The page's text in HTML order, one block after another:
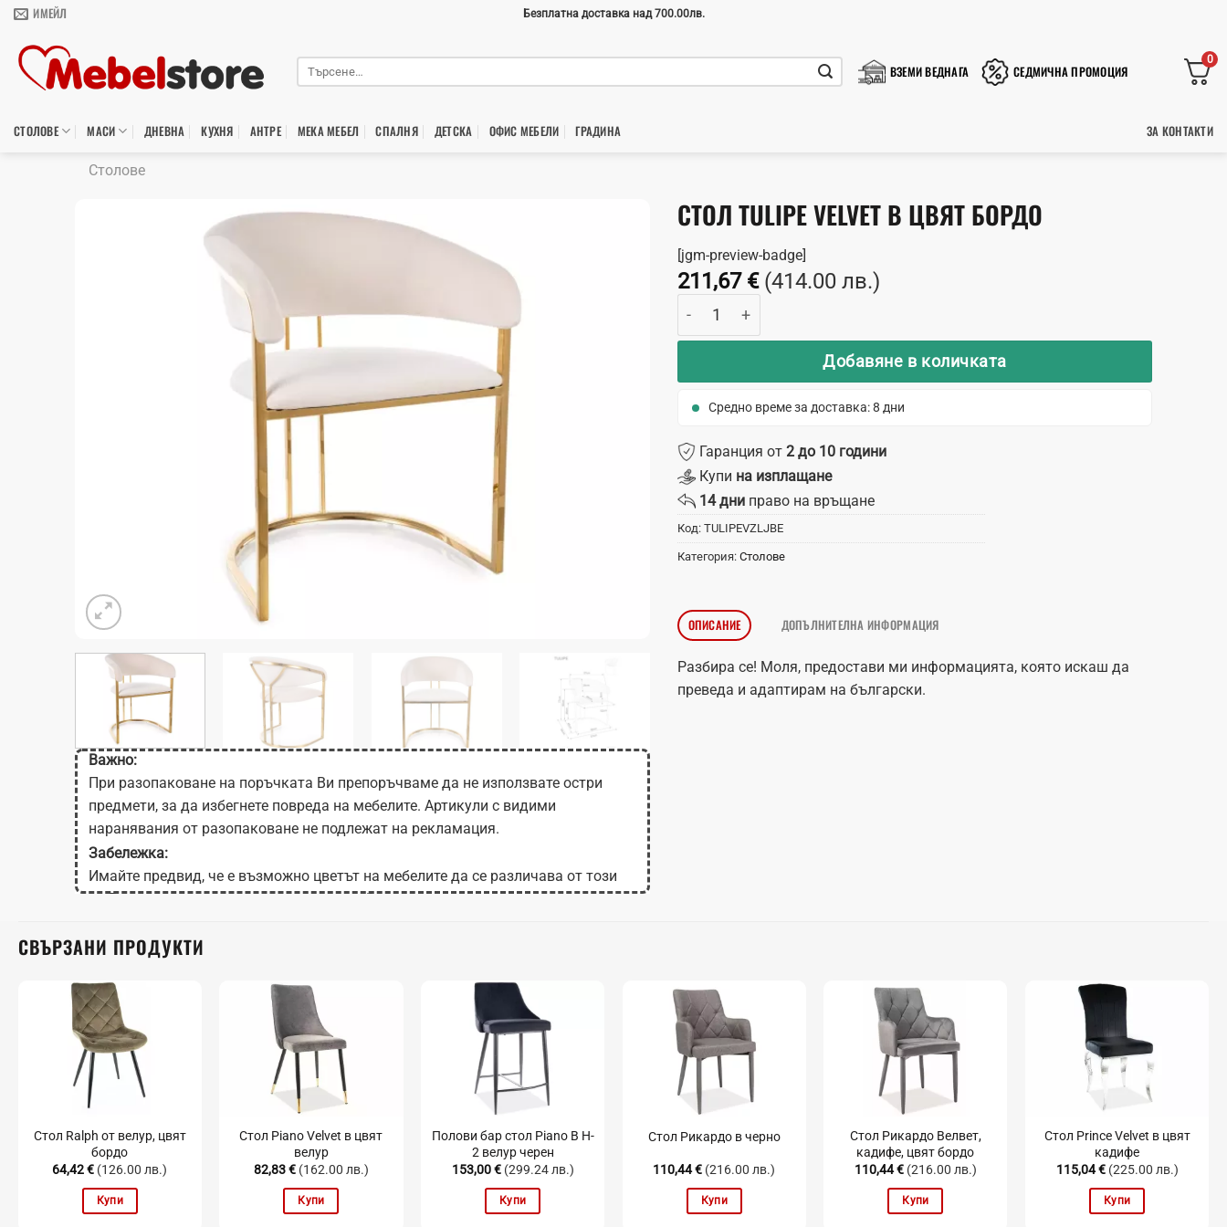
Skip
content
ИМЕЙЛ Безплатна доставка над 700.00лв.
ВЗЕМИ ВЕДНАГА СЕДМИЧНА ПРОМОЦИЯ
0
СТОЛОВЕ МАСИ ДНЕВНА КУХНЯ АНТРЕ МЕКА МЕБЕЛ СПАЛНЯ ДЕТСКА ОФИС МЕБЕЛИ ГРАДИНA ЗА КОНТАКТИ
Столове
Важно:
При разопаковане на поръчката Ви препоръчваме да не използвате остри
предмети, за да избегнете повреда на мебелите. Артикули с видими
наранявания от разопаковане не подлежат на рекламация.
Забележка:
Имайте предвид, че е възможно цветът на мебелите да се различава от този
на Вашия екран в зависимост от настройките на монитора.
СТОЛ TULIPE VELVET В ЦВЯТ БОРДО
[jgm-preview-badge]
211,67 € (414.00 лв.)
Добавяне в количката
Средно време за доставка: 8 дни
Гаранция от 2 до 10 години
Купи на изплащане
14 дни право на връщане
Код: TULIPEVZLJBE
Категория: Столове
ОПИСАНИЕ ДОПЪЛНИТЕЛНА ИНФОРМАЦИЯ
Разбира се! Моля, предостави ми информацията, която искаш да
преведа и адаптирам на български.
СВЪРЗАНИ ПРОДУКТИ
Стол Ralph от велур, цвят
бордо
64,42€ (126.00 лв.)
Купи
Стол Piano Velvet в цвят
велур
82,83€ (162.00 лв.)
Купи
Полови бар стол Piano B H-
2 велур черен
153,00€ (299.24 лв.)
Купи
Стол Рикардо в черно
110,44€ (216.00 лв.)
Купи
Стол Рикардо Велвет,
кадифе, цвят бордо
110,44€ (216.00 лв.)
Купи
Стол Prince Velvet в цвят
кадифе
115,04€ (225.00 лв.)
Купи